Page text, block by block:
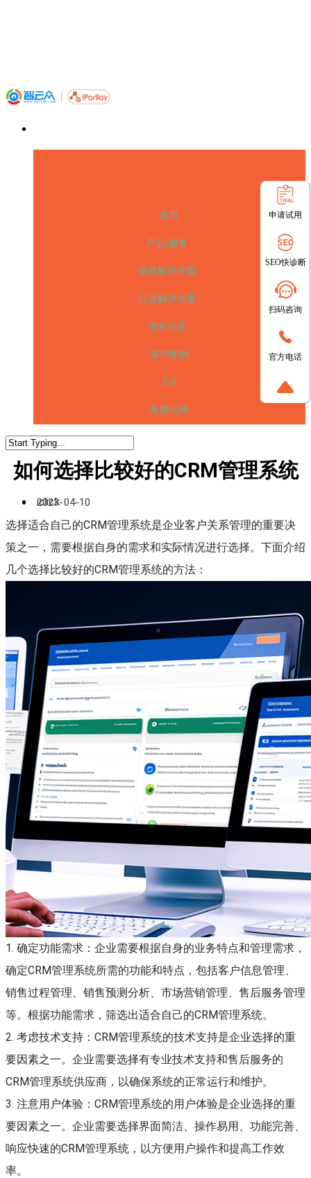
首页
产品/服务
场景解决方案
行业解决方案
增长社区
客户案例
EN
免费试用
如何选择比较好的CRM管理系统
iclick
2023-04-10
选择适合自己的CRM管理系统是企业客户关系管理的重要决
策之一，需要根据自身的需求和实际情况进行选择。下面介绍
几个选择比较好的CRM管理系统的方法：
1. 确定功能需求：企业需要根据自身的业务特点和管理需求，
确定CRM管理系统所需的功能和特点，包括客户信息管理、
销售过程管理、销售预测分析、市场营销管理、售后服务管理
等。根据功能需求，筛选出适合自己的CRM管理系统。
2. 考虑技术支持：CRM管理系统的技术支持是企业选择的重
要因素之一。企业需要选择有专业技术支持和售后服务的
CRM管理系统供应商，以确保系统的正常运行和维护。
3. 注意用户体验：CRM管理系统的用户体验是企业选择的重
要因素之一。企业需要选择界面简洁、操作易用、功能完善、
响应快速的CRM管理系统，以方便用户操作和提高工作效
率。
申请试用
SEO快诊断
扫码咨询
官方电话